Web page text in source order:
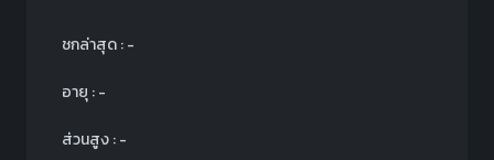
ชกล่าสุด : -
อายุ : -
ส่วนสูง : -